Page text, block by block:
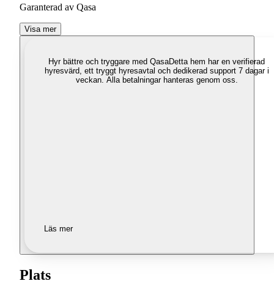
Garanterad av Qasa
Visa mer
Hyr bättre och tryggare med QasaDetta hem har en verifierad
hyresvärd, ett tryggt hyresavtal och dedikerad support 7 dagar i
veckan. Alla betalningar hanteras genom oss.
Läs mer
Plats